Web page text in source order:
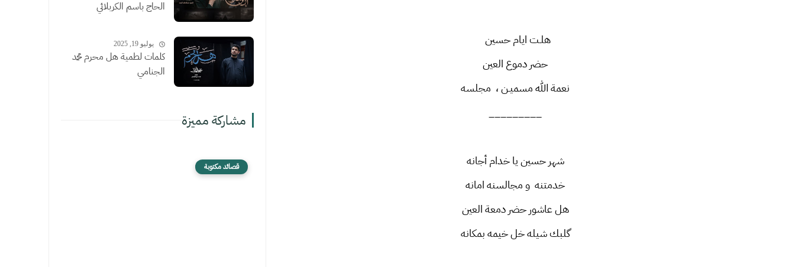
هلـت ايام حسين
حضر دموع العين
نعمة الله مسميـن ، مجلسه
شهر حسين يا خدام أجانه
خدمتنه و مجالسنه امانه
هل عاشور حضر دمعة العين
گلبك شيله خل خيمه بمكانه
الحاج باسم الكربلائي
يوليو 19, 2025
كلمات لطمية هل محرم محمد
الجنامي
مشاركة مميزة
قصائد مكتوبة